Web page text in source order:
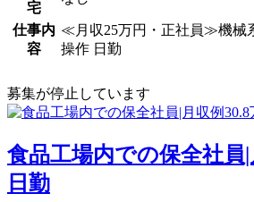
宅
仕事内
容
≪月収25万円・正社員≫機械
操作 日勤
募集が停止しています
食品工場内での保全社員|
日勤